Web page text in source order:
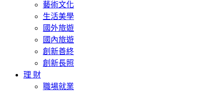
藝術文化
生活美學
國外旅遊
國內旅遊
創新善終
創新長照
理 財
職場就業